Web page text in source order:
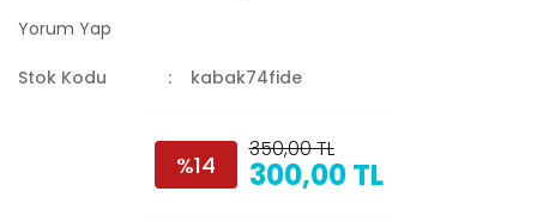
Yorum Yap
Stok Kodu kabak74fide
%14
350,00 TL
300,00 TL